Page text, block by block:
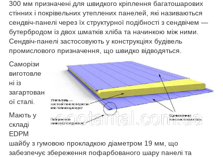
300 мм призначені для швидкого кріплення багатошарових
стінних і покрівельних утеплених панелей, які називаються
сендвіч-панелі через їх структурної подібності з сендвічем —
бутербродом із двох шматків хліба та начинкою між ними.
Сендвіч-панелі застосовують у конструкціях будівель
промислового призначення, що швидко відводяться.
Саморізи
виготовле
ні із
загартован
ої сталі.
Мають у
складі
EDPM
шайбу з гумовою прокладкою діаметром 19 мм, що
забезпечує збереження пофарбованого шару панелі та